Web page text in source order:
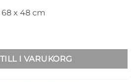
68 x 48 cm
mängd
I VARUKORG